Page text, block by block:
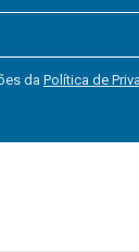
da Política de